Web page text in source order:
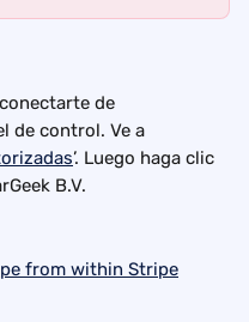
de
de control. Ve a
’. Luego haga clic
B.V.